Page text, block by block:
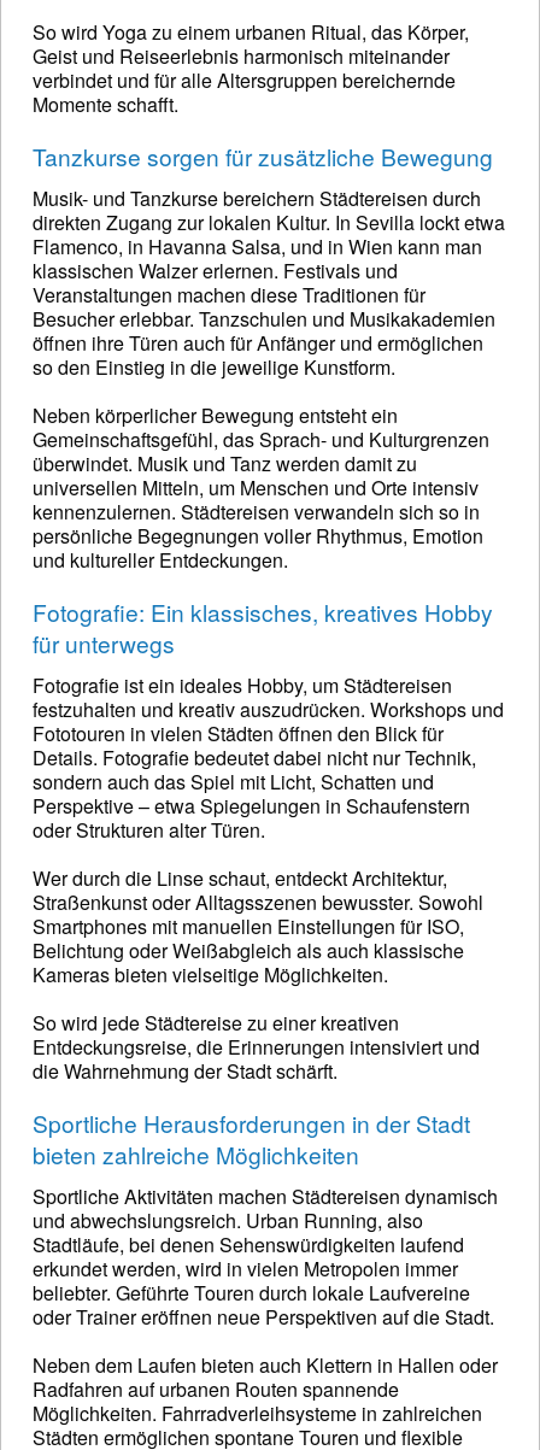
So wird Yoga zu einem urbanen Ritual, das Körper,
Geist und Reiseerlebnis harmonisch miteinander
verbindet und für alle Altersgruppen bereichernde
Momente schafft.
Tanzkurse sorgen für zusätzliche Bewegung
Musik- und Tanzkurse bereichern Städtereisen durch
direkten Zugang zur lokalen Kultur. In Sevilla lockt etwa
Flamenco, in Havanna Salsa, und in Wien kann man
klassischen Walzer erlernen. Festivals und
Veranstaltungen machen diese Traditionen für
Besucher erlebbar. Tanzschulen und Musikakademien
öffnen ihre Türen auch für Anfänger und ermöglichen
so den Einstieg in die jeweilige Kunstform.
Neben körperlicher Bewegung entsteht ein
Gemeinschaftsgefühl, das Sprach- und Kulturgrenzen
überwindet. Musik und Tanz werden damit zu
universellen Mitteln, um Menschen und Orte intensiv
kennenzulernen. Städtereisen verwandeln sich so in
persönliche Begegnungen voller Rhythmus, Emotion
und kultureller Entdeckungen.
Fotografie: Ein klassisches, kreatives Hobby
für unterwegs
Fotografie ist ein ideales Hobby, um Städtereisen
festzuhalten und kreativ auszudrücken. Workshops und
Fototouren in vielen Städten öffnen den Blick für
Details. Fotografie bedeutet dabei nicht nur Technik,
sondern auch das Spiel mit Licht, Schatten und
Perspektive – etwa Spiegelungen in Schaufenstern
oder Strukturen alter Türen.
Wer durch die Linse schaut, entdeckt Architektur,
Straßenkunst oder Alltagsszenen bewusster. Sowohl
Smartphones mit manuellen Einstellungen für ISO,
Belichtung oder Weißabgleich als auch klassische
Kameras bieten vielseitige Möglichkeiten.
So wird jede Städtereise zu einer kreativen
Entdeckungsreise, die Erinnerungen intensiviert und
die Wahrnehmung der Stadt schärft.
Sportliche Herausforderungen in der Stadt
bieten zahlreiche Möglichkeiten
Sportliche Aktivitäten machen Städtereisen dynamisch
und abwechslungsreich. Urban Running, also
Stadtläufe, bei denen Sehenswürdigkeiten laufend
erkundet werden, wird in vielen Metropolen immer
beliebter. Geführte Touren durch lokale Laufvereine
oder Trainer eröffnen neue Perspektiven auf die Stadt.
Neben dem Laufen bieten auch Klettern in Hallen oder
Radfahren auf urbanen Routen spannende
Möglichkeiten. Fahrradverleihsysteme in zahlreichen
Städten ermöglichen spontane Touren und flexible